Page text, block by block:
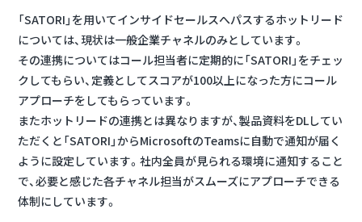
「SATORI」を用いてインサイドセールスへパスするホットリード
については、現状は一般企業チャネルのみとしています。
その連携についてはコール担当者に定期的に「SATORI」をチェッ
クしてもらい、定義としてスコアが100以上になった方にコール
アプローチをしてもらっています。
またホットリードの連携とは異なりますが、製品資料をDLしてい
ただくと「SATORI」からMicrosoftのTeamsに自動で通知が届く
ように設定しています。社内全員が見られる環境に通知すること
で、必要と感じた各チャネル担当がスムーズにアプローチできる
体制にしています。